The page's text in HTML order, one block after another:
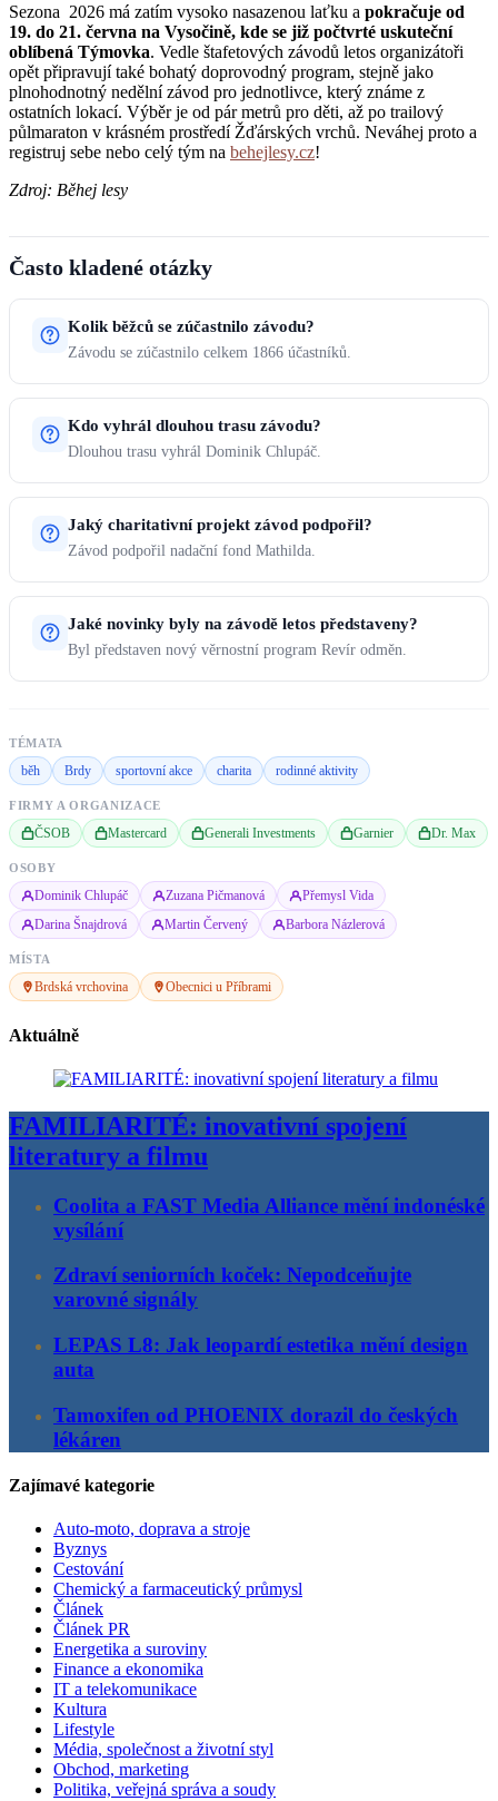
Sezona 2026 má zatím vysoko nasazenou laťku a pokračuje od
19. do 21. června na Vysočině, kde se již počtvrté uskuteční
oblíbená Týmovka. Vedle štafetových závodů letos organizátoři
opět připravují také bohatý doprovodný program, stejně jako
plnohodnotný nedělní závod pro jednotlivce, který známe z
ostatních lokací. Výběr je od pár metrů pro děti, až po trailový
půlmaraton v krásném prostředí Žďárských vrchů. Neváhej proto a
registruj sebe nebo celý tým na behejlesy.cz!
Zdroj: Běhej lesy
Často kladené otázky
Kolik běžců se zúčastnilo závodu?
Závodu se zúčastnilo celkem 1866 účastníků.
Kdo vyhrál dlouhou trasu závodu?
Dlouhou trasu vyhrál Dominik Chlupáč.
Jaký charitativní projekt závod podpořil?
Závod podpořil nadační fond Mathilda.
Jaké novinky byly na závodě letos představeny?
Byl představen nový věrnostní program Revír odměn.
TÉMATA
běh Brdy sportovní akce charita rodinné aktivity
FIRMY A ORGANIZACE
ČSOB Mastercard Generali Investments Garnier Dr. Max
OSOBY
Dominik Chlupáč Zuzana Pičmanová
Přemysl Vida
Darina Šnajdrová
Martin Červený Barbora Názlerová
MÍSTA
Brdská vrchovina Obecnici u Příbrami
Aktuálně
FAMILIARITÉ: inovativní spojení
literatury a filmu
Coolita a FAST Media Alliance mění indonéské
vysílání
Zdraví seniorních koček: Nepodceňujte
varovné signály
LEPAS L8: Jak leopardí estetika mění design
auta
Tamoxifen od PHOENIX dorazil do českých
lékáren
Zajímavé kategorie
Auto-moto, doprava a stroje
Byznys
Cestování
Chemický a farmaceutický průmysl
Článek
Článek PR
Energetika a suroviny
Finance a ekonomika
IT a telekomunikace
Kultura
Lifestyle
Média, společnost a životní styl
Obchod, marketing
Politika, veřejná správa a soudy